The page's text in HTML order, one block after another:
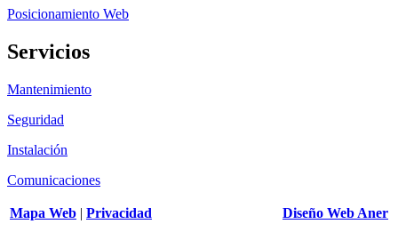
Posicionamiento Web
Servicios
Mantenimiento
Seguridad
Instalación
Comunicaciones
Mapa Web | Privacidad Diseño Web Aner